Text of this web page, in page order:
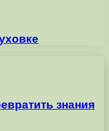
знания